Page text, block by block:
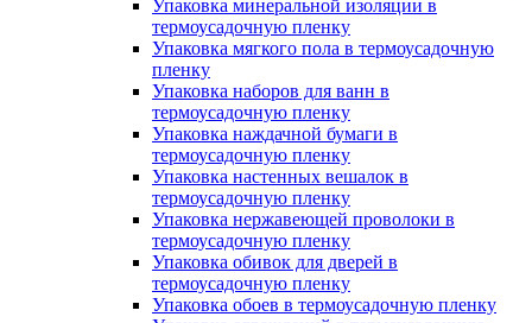
Упаковка минеральной изоляции в
термоусадочную пленку
Упаковка мягкого пола в термоусадочную
пленку
Упаковка наборов для ванн в
термоусадочную пленку
Упаковка наждачной бумаги в
термоусадочную пленку
Упаковка настенных вешалок в
термоусадочную пленку
Упаковка нержавеющей проволоки в
термоусадочную пленку
Упаковка обивок для дверей в
термоусадочную пленку
Упаковка обоев в термоусадочную пленку